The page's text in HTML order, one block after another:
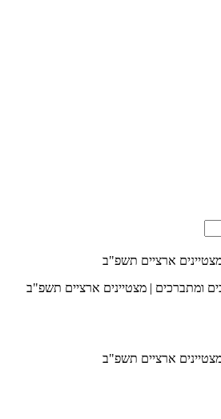
ארציים תשפ"ב
ומתברכים | מצטיינים ארציים תשפ"ב
ארציים תשפ"ב